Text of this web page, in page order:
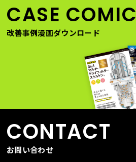
CASE COMIC
改善事例漫画ダウンロード
CONTACT
お問い合わせ